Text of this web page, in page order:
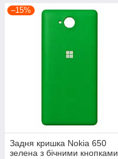
–15%
Задня кришка Nokia 650
зелена з бічними кнопками